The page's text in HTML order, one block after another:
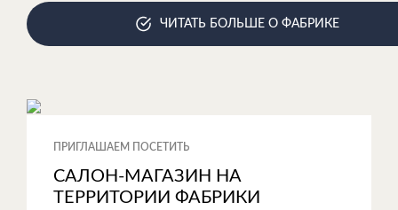
ЧИТАТЬ БОЛЬШЕ О ФАБРИКЕ
ПРИГЛАШАЕМ ПОСЕТИТЬ
САЛОН-МАГАЗИН НА
ТЕРРИТОРИИ ФАБРИКИ